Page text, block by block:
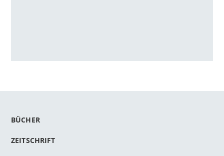
BÜCHER
ZEITSCHRIFT